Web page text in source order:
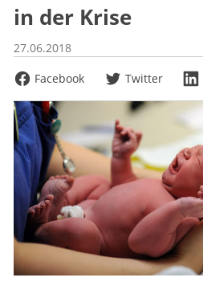
in der Krise
27.06.2018
Facebook
Twitter